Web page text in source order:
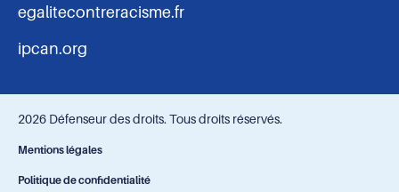
egalitecontreracisme.fr
ipcan.org
2026 Défenseur des droits. Tous droits réservés.
Navigation
Mentions légales
Politique de confidentialité